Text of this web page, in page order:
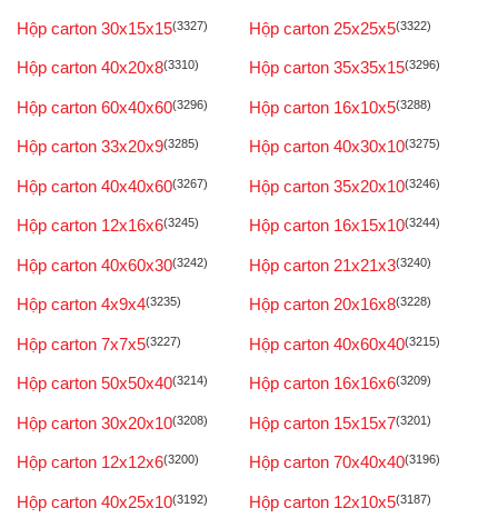
Hộp carton 30x15x15(3327) Hộp carton 25x25x5(3322)
Hộp carton 40x20x8(3310) Hộp carton 35x35x15(3296)
Hộp carton 60x40x60(3296) Hộp carton 16x10x5(3288)
Hộp carton 33x20x9(3285) Hộp carton 40x30x10(3275)
Hộp carton 40x40x60(3267) Hộp carton 35x20x10(3246)
Hộp carton 12x16x6(3245) Hộp carton 16x15x10(3244)
Hộp carton 40x60x30(3242) Hộp carton 21x21x3(3240)
Hộp carton 4x9x4(3235) Hộp carton 20x16x8(3228)
Hộp carton 7x7x5(3227) Hộp carton 40x60x40(3215)
Hộp carton 50x50x40(3214) Hộp carton 16x16x6(3209)
Hộp carton 30x20x10(3208) Hộp carton 15x15x7(3201)
Hộp carton 12x12x6(3200) Hộp carton 70x40x40(3196)
Hộp carton 40x25x10(3192) Hộp carton 12x10x5(3187)